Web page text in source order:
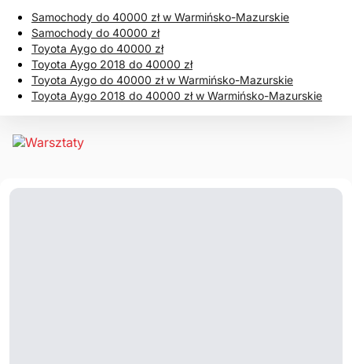
Samochody do 40000 zł w Warmińsko-Mazurskie
Samochody do 40000 zł
Toyota Aygo do 40000 zł
Toyota Aygo 2018 do 40000 zł
Toyota Aygo do 40000 zł w Warmińsko-Mazurskie
Toyota Aygo 2018 do 40000 zł w Warmińsko-Mazurskie